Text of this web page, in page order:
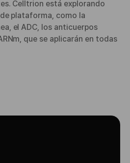
Celltrion está explorando
plataforma, como la
el ADC, los anticuerpos
que se aplicarán en todas